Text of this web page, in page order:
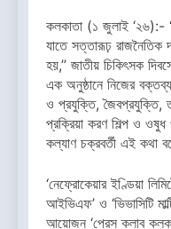
কলকাতা (১ জুলাই ‘২৬):-
যাতে সত্তারূঢ় রাজনৈতিক
হয়,” জাতীয় চিকিৎসক
এক অনুষ্ঠানে নিজের বক্তব্য
ও প্রযুক্তি, জৈবপ্রযুক্তি,
প্রক্রিয়া করণ শিল্প ও
কল্যাণ চক্রবর্তী এই কথা
‘নেফ্রোকেয়ার ইণ্ডিয়া
আইভিএফ’ ও ‘ভিভাসিটি
আয়োজন ‘প্রেস ক্লাব